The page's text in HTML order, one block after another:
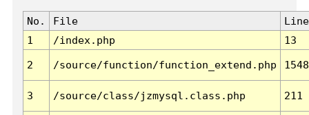
No. File
Line
1
/index.php 13
2 /source/function/function_extend.php 1548
3 /source/class/jzmysql.class.php 211